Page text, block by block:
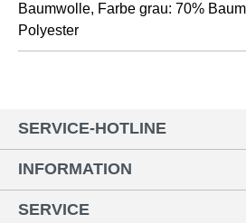
Baumwolle, Farbe grau: 70%
Polyester
SERVICE-HOTLINE
INFORMATION
SERVICE